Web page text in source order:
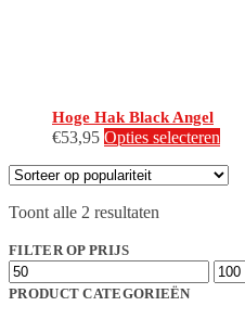
Hoge Hak Black Angel
€53,95 Opties selecteren
heeft
kan
Toont alle 2 resultaten
FILTER OP PRIJS
Min.
prijs
Max.
prijs
PRODUCT CATEGORIEËN